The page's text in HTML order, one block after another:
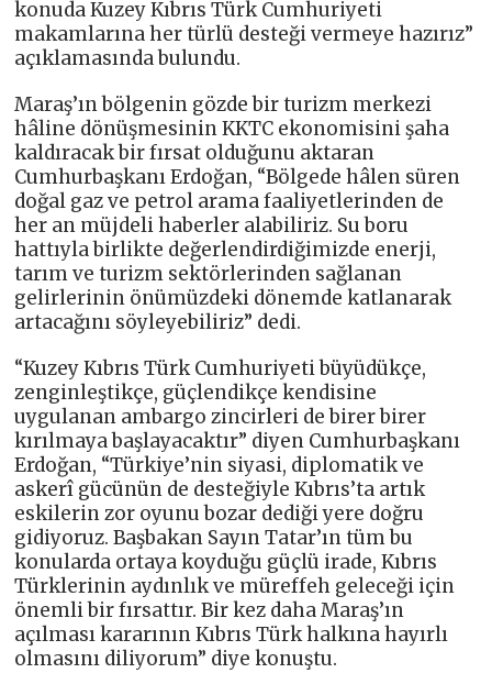
konuda Kuzey Kıbrıs Türk Cumhuriyeti
makamlarına her türlü desteği vermeye hazırız”
açıklamasında bulundu.
Maraş’ın bölgenin gözde bir turizm merkezi
hâline dönüşmesinin KKTC ekonomisini şaha
kaldıracak bir fırsat olduğunu aktaran
Cumhurbaşkanı Erdoğan, “Bölgede hâlen süren
doğal gaz ve petrol arama faaliyetlerinden de
her an müjdeli haberler alabiliriz. Su boru
hattıyla birlikte değerlendirdiğimizde enerji,
tarım ve turizm sektörlerinden sağlanan
gelirlerinin önümüzdeki dönemde katlanarak
artacağını söyleyebiliriz” dedi.
“Kuzey Kıbrıs Türk Cumhuriyeti büyüdükçe,
zenginleştikçe, güçlendikçe kendisine
uygulanan ambargo zincirleri de birer birer
kırılmaya başlayacaktır” diyen Cumhurbaşkanı
Erdoğan, “Türkiye’nin siyasi, diplomatik ve
askerî gücünün de desteğiyle Kıbrıs’ta artık
eskilerin zor oyunu bozar dediği yere doğru
gidiyoruz. Başbakan Sayın Tatar’ın tüm bu
konularda ortaya koyduğu güçlü irade, Kıbrıs
Türklerinin aydınlık ve müreffeh geleceği için
önemli bir fırsattır. Bir kez daha Maraş’ın
açılması kararının Kıbrıs Türk halkına hayırlı
olmasını diliyorum” diye konuştu.